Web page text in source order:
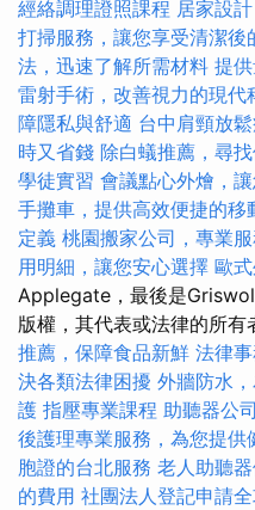
經絡調理證照課程 居家設
打掃服務，讓您享受清潔後
法，迅速了解所需材料 提
雷射手術，改善視力的現代
障隱私與舒適 台中肩頸放
時又省錢 除白蟻推薦，尋
學徒實習 會議點心外燴，
手攤車，提供高效便捷的移
定義 桃園搬家公司，專業
用明細，讓您安心選擇 歐
Applegate，最後是
版權，其代表或法律的所有
推薦，保障食品新鮮 法律
決各類法律困擾 外牆防水
護 指壓專業課程 助聽器公
後護理專業服務，為您提供
胞證的台北服務 老人助聽
的費用 社團法人登記申請